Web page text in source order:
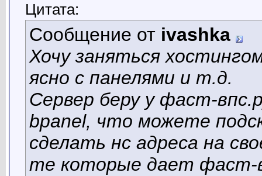
Цитата:
Сообщение от ivashka
Хочу заняться
ясно с панелями и т.д.
Сервер беру у фаст-
bpanel, что можете
сделать нс адреса на
те которые дает фаст-